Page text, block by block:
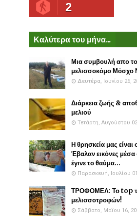
2
Καλύτερα του μήνα...
Μια συμβουλή απο
μελισσοκόμο Μόσχο
Δευτέρα, Ιουνίου 26,
Διάρκεια ζωής &
μελιού
Τετάρτη, Αυγούστου
Η θρησκεία μας είναι
Έβαλαν εικόνες μέσα
έγινε το θαύμα...
Παρασκευή, Ιουλίου
ΤΡΟΦΟΜΕΛ: Το top
μελισσοτροφών!
Σάββατο, Μαΐου 16,